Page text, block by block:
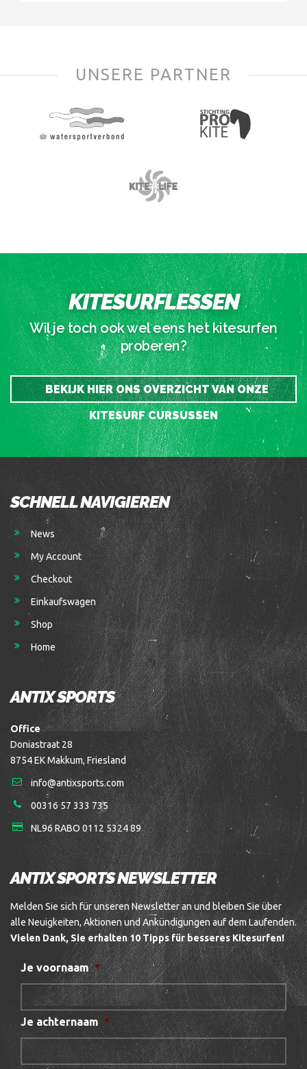
UNSERE PARTNER
KITESURFLESSEN
Wil je toch ook wel eens het kitesurfen
proberen?
BEKIJK HIER ONS OVERZICHT VAN ONZE
KITESURF CURSUSSEN
SCHNELL NAVIGIEREN
News
My Account
Checkout
Einkaufswagen
Shop
Home
ANTIX SPORTS
Office
Doniastraat 28
8754 EK Makkum, Friesland
info@antixsports.com
00316 57 333 735
NL96 RABO 0112 5324 89
ANTIX SPORTS NEWSLETTER
Melden Sie sich für unseren Newsletter an und bleiben Sie über
alle Neuigkeiten, Aktionen und Ankündigungen auf dem Laufenden.
Vielen Dank, Sie erhalten 10 Tipps für besseres Kitesurfen!
Je voornaam *
Je achternaam *